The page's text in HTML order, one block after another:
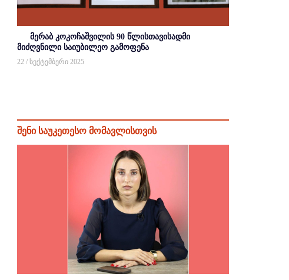
მერაბ კოკოჩაშვილის 90 წლისთავისადმი
მიძღვნილი საიუბილეო გამოფენა
22 / სექტემბერი 2025
შენი საუკეთესო მომავლისთვის